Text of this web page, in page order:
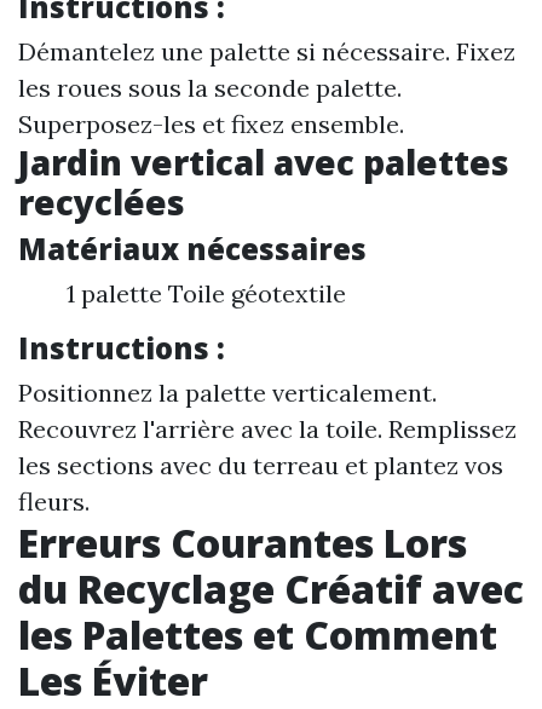
Démantelez une palette si nécessaire. Fixez
les roues sous la seconde palette.
Superposez-les et fixez ensemble.
Jardin vertical avec palettes
recyclées
Matériaux nécessaires
1 palette Toile géotextile
Instructions :
Positionnez la palette verticalement.
Recouvrez l'arrière avec la toile. Remplissez
les sections avec du terreau et plantez vos
fleurs.
Erreurs Courantes Lors
du Recyclage Créatif avec
les Palettes et Comment
Les Éviter